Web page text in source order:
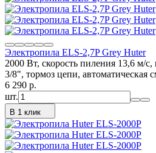
Электропила ELS-2,7P Grey Huter
2000 Вт, скорость пиления 13,6 м/
3/8", тормоз цепи, автоматическая
6 290 p.
шт.
В 1 клик